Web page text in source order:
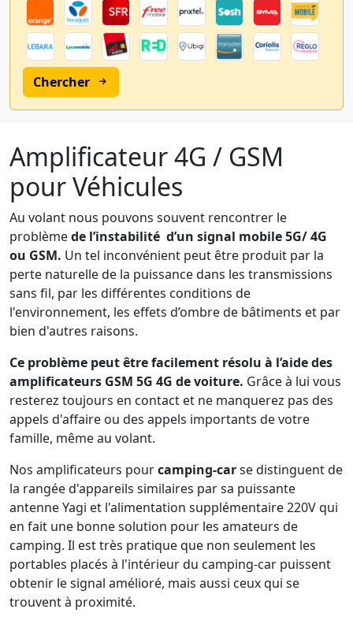
Chercher
Amplificateur 4G / GSM
pour Véhicules
Au volant nous pouvons souvent rencontrer le
problèmede l’instabilité d’un signal mobile 5G/ 4G
ou GSM. Un tel inconvénient peut être produit par la
perte naturelle de la puissance dans les transmissions
sans fil, par les différentes conditions de
l'environnement, les effets d’ombre de bâtiments et par
bien d'autres raisons.
Ce problème peut être facilement résolu à l’aide des
amplificateurs GSM 5G 4G de voiture. Grâce à lui vous
resterez toujours en contact et ne manquerez pas des
appels d'affaire ou des appels importants de votre
famille, même au volant.
Nos amplificateurs pourcamping-carse distinguent de
la rangée d'appareils similaires par sa puissante
antenne Yagi et l'alimentation supplémentaire 220V qui
en fait une bonne solution pour les amateurs de
camping. Il est très pratique que non seulement les
portables placés à l'intérieur du camping-car puissent
obtenir le signal amélioré, mais aussi ceux qui se
trouvent à proximité.